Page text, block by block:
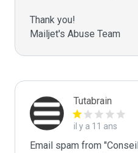
Thank you!
Mailjet's Abuse Team
Tutabrain
il y a 11 ans
Email spam from